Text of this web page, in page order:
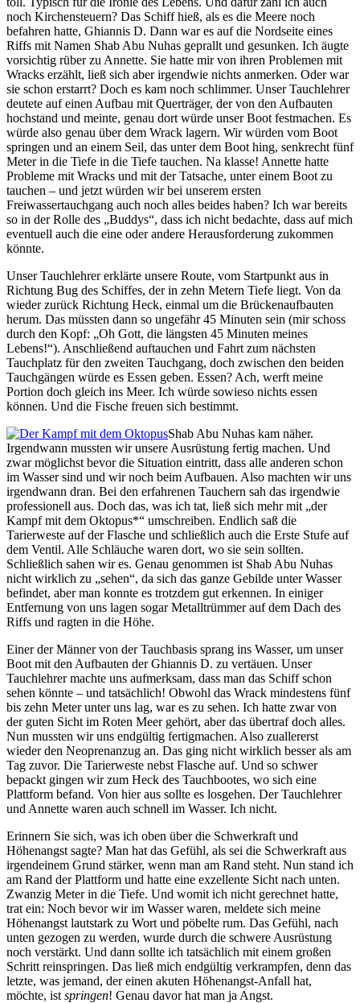
noch Kirchensteuern? Das Schiff hieß, als es die Meere noch
befahren hatte, Ghiannis D. Dann war es auf die Nordseite eines
Riffs mit Namen Shab Abu Nuhas geprallt und gesunken. Ich äugte
vorsichtig rüber zu Annette. Sie hatte mir von ihren Problemen mit
Wracks erzählt, ließ sich aber irgendwie nichts anmerken. Oder war
sie schon erstarrt? Doch es kam noch schlimmer. Unser Tauchlehrer
deutete auf einen Aufbau mit Querträger, der von den Aufbauten
hochstand und meinte, genau dort würde unser Boot festmachen. Es
würde also genau über dem Wrack lagern. Wir würden vom Boot
springen und an einem Seil, das unter dem Boot hing, senkrecht fünf
Meter in die Tiefe in die Tiefe tauchen. Na klasse! Annette hatte
Probleme mit Wracks und mit der Tatsache, unter einem Boot zu
tauchen – und jetzt würden wir bei unserem ersten
Freiwassertauchgang auch noch alles beides haben? Ich war bereits
so in der Rolle des „Buddys“, dass ich nicht bedachte, dass auf mich
eventuell auch die eine oder andere Herausforderung zukommen
könnte.
Unser Tauchlehrer erklärte unsere Route, vom Startpunkt aus in
Richtung Bug des Schiffes, der in zehn Metern Tiefe liegt. Von da
wieder zurück Richtung Heck, einmal um die Brückenaufbauten
herum. Das müssten dann so ungefähr 45 Minuten sein (mir schoss
durch den Kopf: „Oh Gott, die längsten 45 Minuten meines
Lebens!“). Anschließend auftauchen und Fahrt zum nächsten
Tauchplatz für den zweiten Tauchgang, doch zwischen den beiden
Tauchgängen würde es Essen geben. Essen? Ach, werft meine
Portion doch gleich ins Meer. Ich würde sowieso nichts essen
können. Und die Fische freuen sich bestimmt.
Shab Abu Nuhas kam näher.
Irgendwann mussten wir unsere Ausrüstung fertig machen. Und
zwar möglichst bevor die Situation eintritt, dass alle anderen schon
im Wasser sind und wir noch beim Aufbauen. Also machten wir uns
irgendwann dran. Bei den erfahrenen Tauchern sah das irgendwie
professionell aus. Doch das, was ich tat, ließ sich mehr mit „der
Kampf mit dem Oktopus*“ umschreiben. Endlich saß die
Tarierweste auf der Flasche und schließlich auch die Erste Stufe auf
dem Ventil. Alle Schläuche waren dort, wo sie sein sollten.
Schließlich sahen wir es. Genau genommen ist Shab Abu Nuhas
nicht wirklich zu „sehen“, da sich das ganze Gebilde unter Wasser
befindet, aber man konnte es trotzdem gut erkennen. In einiger
Entfernung von uns lagen sogar Metalltrümmer auf dem Dach des
Riffs und ragten in die Höhe.
Einer der Männer von der Tauchbasis sprang ins Wasser, um unser
Boot mit den Aufbauten der Ghiannis D. zu vertäuen. Unser
Tauchlehrer machte uns aufmerksam, dass man das Schiff schon
sehen könnte – und tatsächlich! Obwohl das Wrack mindestens fünf
bis zehn Meter unter uns lag, war es zu sehen. Ich hatte zwar von
der guten Sicht im Roten Meer gehört, aber das übertraf doch alles.
Nun mussten wir uns endgültig fertigmachen. Also zuallererst
wieder den Neoprenanzug an. Das ging nicht wirklich besser als am
Tag zuvor. Die Tarierweste nebst Flasche auf. Und so schwer
bepackt gingen wir zum Heck des Tauchbootes, wo sich eine
Plattform befand. Von hier aus sollte es losgehen. Der Tauchlehrer
und Annette waren auch schnell im Wasser. Ich nicht.
Erinnern Sie sich, was ich oben über die Schwerkraft und
Höhenangst sagte? Man hat das Gefühl, als sei die Schwerkraft aus
irgendeinem Grund stärker, wenn man am Rand steht. Nun stand ich
am Rand der Plattform und hatte eine exzellente Sicht nach unten.
Zwanzig Meter in die Tiefe. Und womit ich nicht gerechnet hatte,
trat ein: Noch bevor wir im Wasser waren, meldete sich meine
Höhenangst lautstark zu Wort und pöbelte rum. Das Gefühl, nach
unten gezogen zu werden, wurde durch die schwere Ausrüstung
noch verstärkt. Und dann sollte ich tatsächlich mit einem großen
Schritt reinspringen. Das ließ mich endgültig verkrampfen, denn das
letzte, was jemand, der einen akuten Höhenangst-Anfall hat,
möchte, ist springen! Genau davor hat man ja Angst.